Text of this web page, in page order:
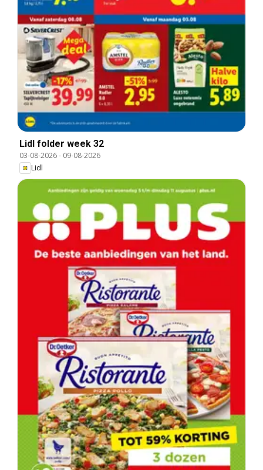
Lidl folder week 32
03-08-2026- 09-08-2026
Lidl